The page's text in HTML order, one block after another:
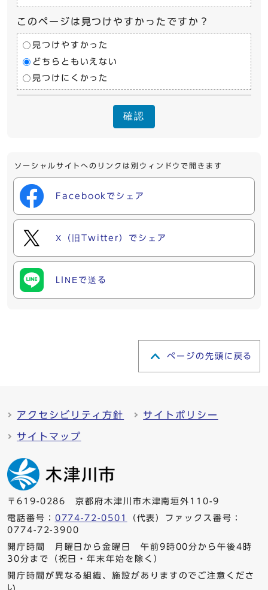
このページは見つけやすかったですか？
見つけやすかった
どちらともいえない
見つけにくかった
確認
ソーシャルサイトへのリンクは別ウィンドウで開きます
Facebookでシェア
X（旧Twitter）でシェア
LINEで送る
ページの先頭に戻る
アクセシビリティ方針 サイトポリシー
サイトマップ
〒619-0286 京都府木津川市木津南垣外110-9
電話番号： 0774-72-0501
（代表）ファックス番号：
0774-72-3900
開庁時間 月曜日から金曜日 午前9時00分から午後4時
30分まで（祝日・年末年始を除く）
開庁時間が異なる組織、施設がありますのでご注意くださ
い